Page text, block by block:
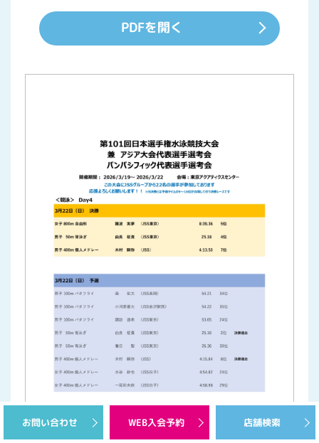
PDFを開く
お問い合わせ WEB入会予約 店舗検索